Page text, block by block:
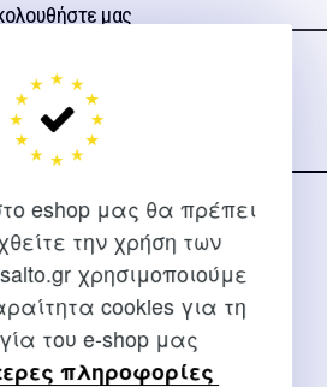
eshop μας θα πρέπει
την χρήση των
χρησιμοποιούμε
cookies για τη
του e-shop μας
πληροφορίες
μας
παραγγελιών μέσω του